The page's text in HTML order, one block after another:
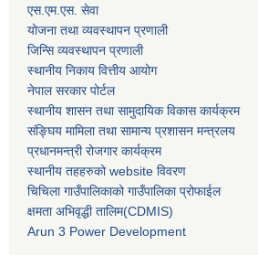
एस.एम.एस. सेवा
योजना तथा व्यवस्थापन प्रणाली
जिन्सि व्यवस्थापन प्रणाली
स्थानीय निकाय वित्तीय आयोग
नेपाल सरकार पोर्टल
स्थानीय शासन तथा सामुदायिक विकास कार्यक्रम
संङ्घिय मामिला तथा सामान्य प्रशासन मन्त्रलय
प्रधानमन्त्री रोजगार कार्यक्रम
स्थानीय तहहरुको website विवरण
चिचिला गाउँपालिकाको गाउँपालिका प्रोफाईल
क्षमता अभिवृद्धी तालिम(CDMIS)
Arun 3 Power Development